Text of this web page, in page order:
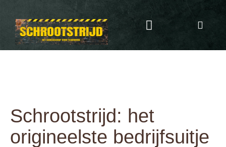
Schrootstrijd: het
origineelste bedrijfsuitje